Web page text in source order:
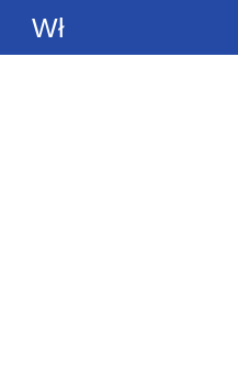
Włącz
powiadomienia